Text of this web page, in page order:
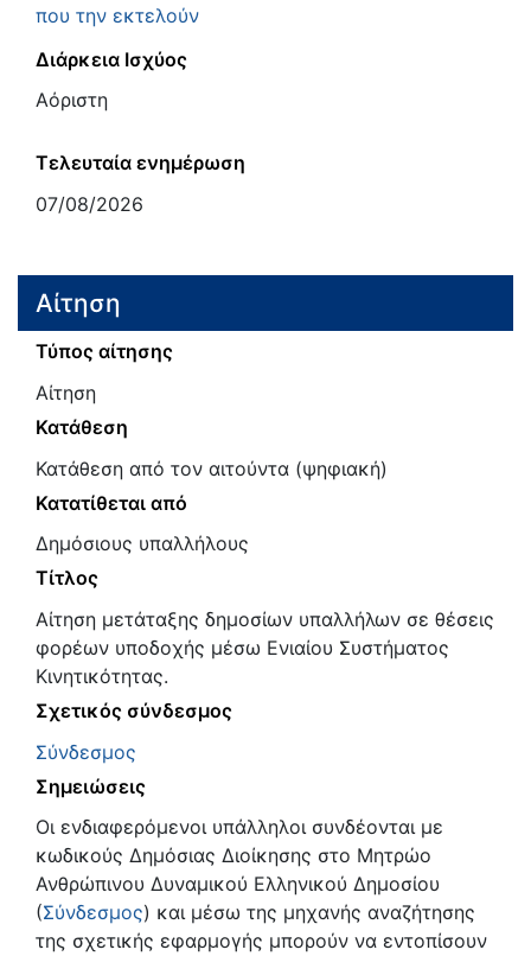
που την εκτελούν
Διάρκεια Ισχύος
Αόριστη
Τελευταία ενημέρωση
07/08/2026
Αίτηση
Τύπος αίτησης
Αίτηση
Κατάθεση
Κατάθεση από τον αιτούντα (ψηφιακή)
Κατατίθεται από
Δημόσιους υπαλλήλους
Τίτλος
Αίτηση μετάταξης δημοσίων υπαλλήλων σε θέσεις
φορέων υποδοχής μέσω Ενιαίου Συστήματος
Κινητικότητας.
Σχετικός σύνδεσμος
Σύνδεσμος
Σημειώσεις
Οι ενδιαφερόμενοι υπάλληλοι συνδέονται με
κωδικούς Δημόσιας Διοίκησης στο Μητρώο
Ανθρώπινου Δυναμικού Ελληνικού Δημοσίου
(Σύνδεσμος) και μέσω της μηχανής αναζήτησης
της σχετικής εφαρμογής μπορούν να εντοπίσουν